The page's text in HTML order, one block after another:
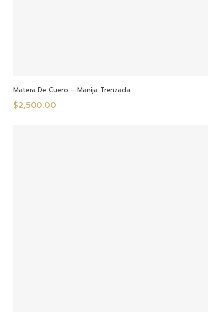
Añadir Al Carrito
Matera De Cuero – Manija Trenzada
$2,500.00